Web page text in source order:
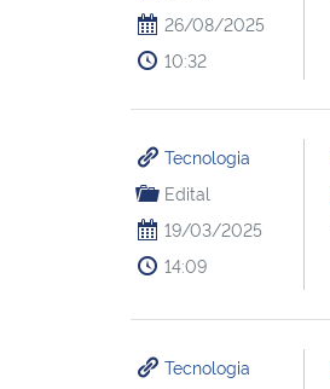
26/08/2025
10:32
Tecnologia
Edital
19/03/2025
14:09
Tecnologia